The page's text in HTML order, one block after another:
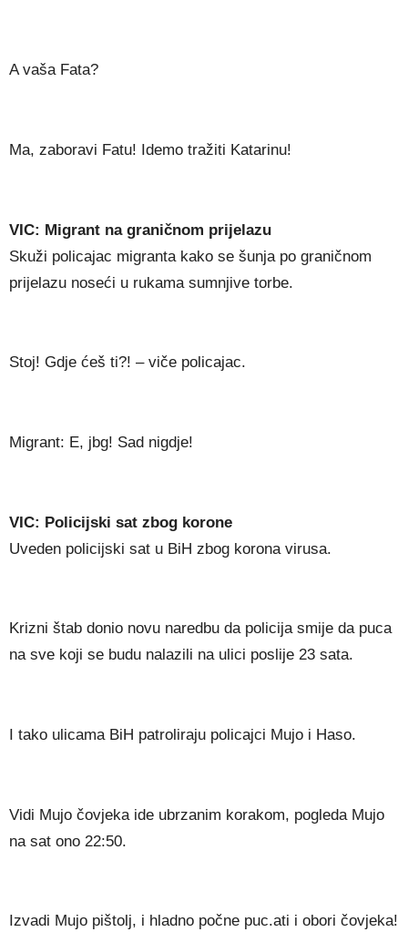
A vaša Fata?
Ma, zaboravi Fatu! Idemo tražiti Katarinu!
VIC: Migrant na graničnom prijelazu
Skuži policajac migranta kako se šunja po graničnom
prijelazu noseći u rukama sumnjive torbe.
Stoj! Gdje ćeš ti?! – viče policajac.
Migrant: E, jbg! Sad nigdje!
VIC: Policijski sat zbog korone
Uveden policijski sat u BiH zbog korona virusa.
Krizni štab donio novu naredbu da policija smije da puca
na sve koji se budu nalazili na ulici poslije 23 sata.
I tako ulicama BiH patroliraju policajci Mujo i Haso.
Vidi Mujo čovjeka ide ubrzanim korakom, pogleda Mujo
na sat ono 22:50.
Izvadi Mujo pištolj, i hladno počne puc.ati i obori čovjeka!